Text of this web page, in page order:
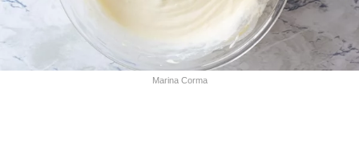
Marina Corma